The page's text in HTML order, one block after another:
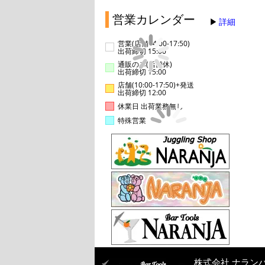
営業カレンダー 詳細
営業(店舗14:00-17:50)
出荷締切 15:00
通販のみ(店舗休)
出荷締切 15:00
店舗(10:00-17:50)+発送
出荷締切 12:00
休業日 出荷業務無し
特殊営業
株式会社 ナラン